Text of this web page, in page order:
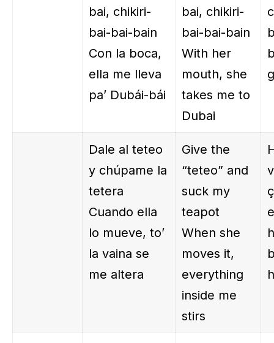
bai, chikiri-
bai-bai-bain
Con la boca,
ella me lleva
pa’ Dubái-bái
bai, chikiri-
bai-bai-bain
With her
mouth, she
takes me to
Dubai
Dale al teteo
y chúpame la
tetera
Cuando ella
lo mueve, to’
la vaina se
me altera
Give the
“teteo” and
suck my
teapot
When she
moves it,
everything
inside me
stirs